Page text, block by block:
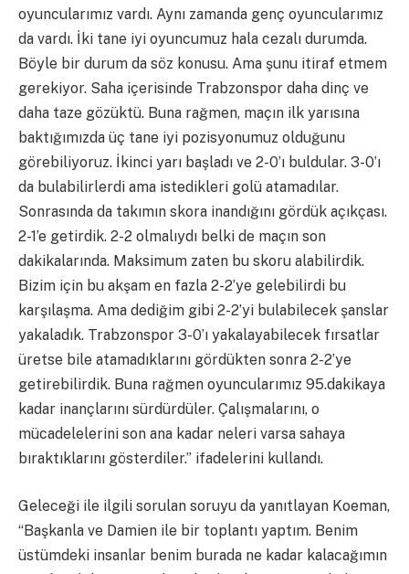
oyuncularımız vardı. Aynı zamanda genç oyuncularımız
da vardı. İki tane iyi oyuncumuz hala cezalı durumda.
Böyle bir durum da söz konusu. Ama şunu itiraf etmem
gerekiyor. Saha içerisinde Trabzonspor daha dinç ve
daha taze gözüktü. Buna rağmen, maçın ilk yarısına
baktığımızda üç tane iyi pozisyonumuz olduğunu
görebiliyoruz. İkinci yarı başladı ve 2-0’ı buldular. 3-0’ı
da bulabilirlerdi ama istedikleri golü atamadılar.
Sonrasında da takımın skora inandığını gördük açıkçası.
2-1’e getirdik. 2-2 olmalıydı belki de maçın son
dakikalarında. Maksimum zaten bu skoru alabilirdik.
Bizim için bu akşam en fazla 2-2’ye gelebilirdi bu
karşılaşma. Ama dediğim gibi 2-2’yi bulabilecek şanslar
yakaladık. Trabzonspor 3-0’ı yakalayabilecek fırsatlar
üretse bile atamadıklarını gördükten sonra 2-2’ye
getirebilirdik. Buna rağmen oyuncularımız 95.dakikaya
kadar inançlarını sürdürdüler. Çalışmalarını, o
mücadelelerini son ana kadar neleri varsa sahaya
bıraktıklarını gösterdiler.” ifadelerini kullandı.
Geleceği ile ilgili sorulan soruyu da yanıtlayan Koeman,
“Başkanla ve Damien ile bir toplantı yaptım. Benim
üstümdeki insanlar benim burada ne kadar kalacağımın